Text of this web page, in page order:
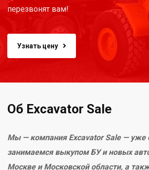
перезвонят вам!
Узнать цену
Об Excavator Sale
Мы — компания Excavator Sale — уже
занимаемся выкупом БУ и новых
Москве и Московской области, а